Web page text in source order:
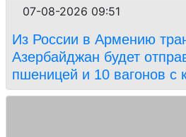
07-08-2026 09:51
Из России в Армению
Азербайджан будет
пшеницей и 10 вагонов с